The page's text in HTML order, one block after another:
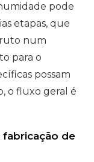
pode
etapas, que
num
para o
possam
o fluxo geral é
fabricação de